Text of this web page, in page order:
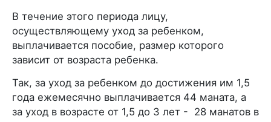
В течение этого периода лицу,
осуществляющему уход за ребенком,
выплачивается пособие, размер которого
зависит от возраста ребенка.
Так, за уход за ребенком до достижения им 1,5
года ежемесячно выплачивается 44 маната, а
за уход в возрасте от 1,5 до 3 лет - 28 манатов в